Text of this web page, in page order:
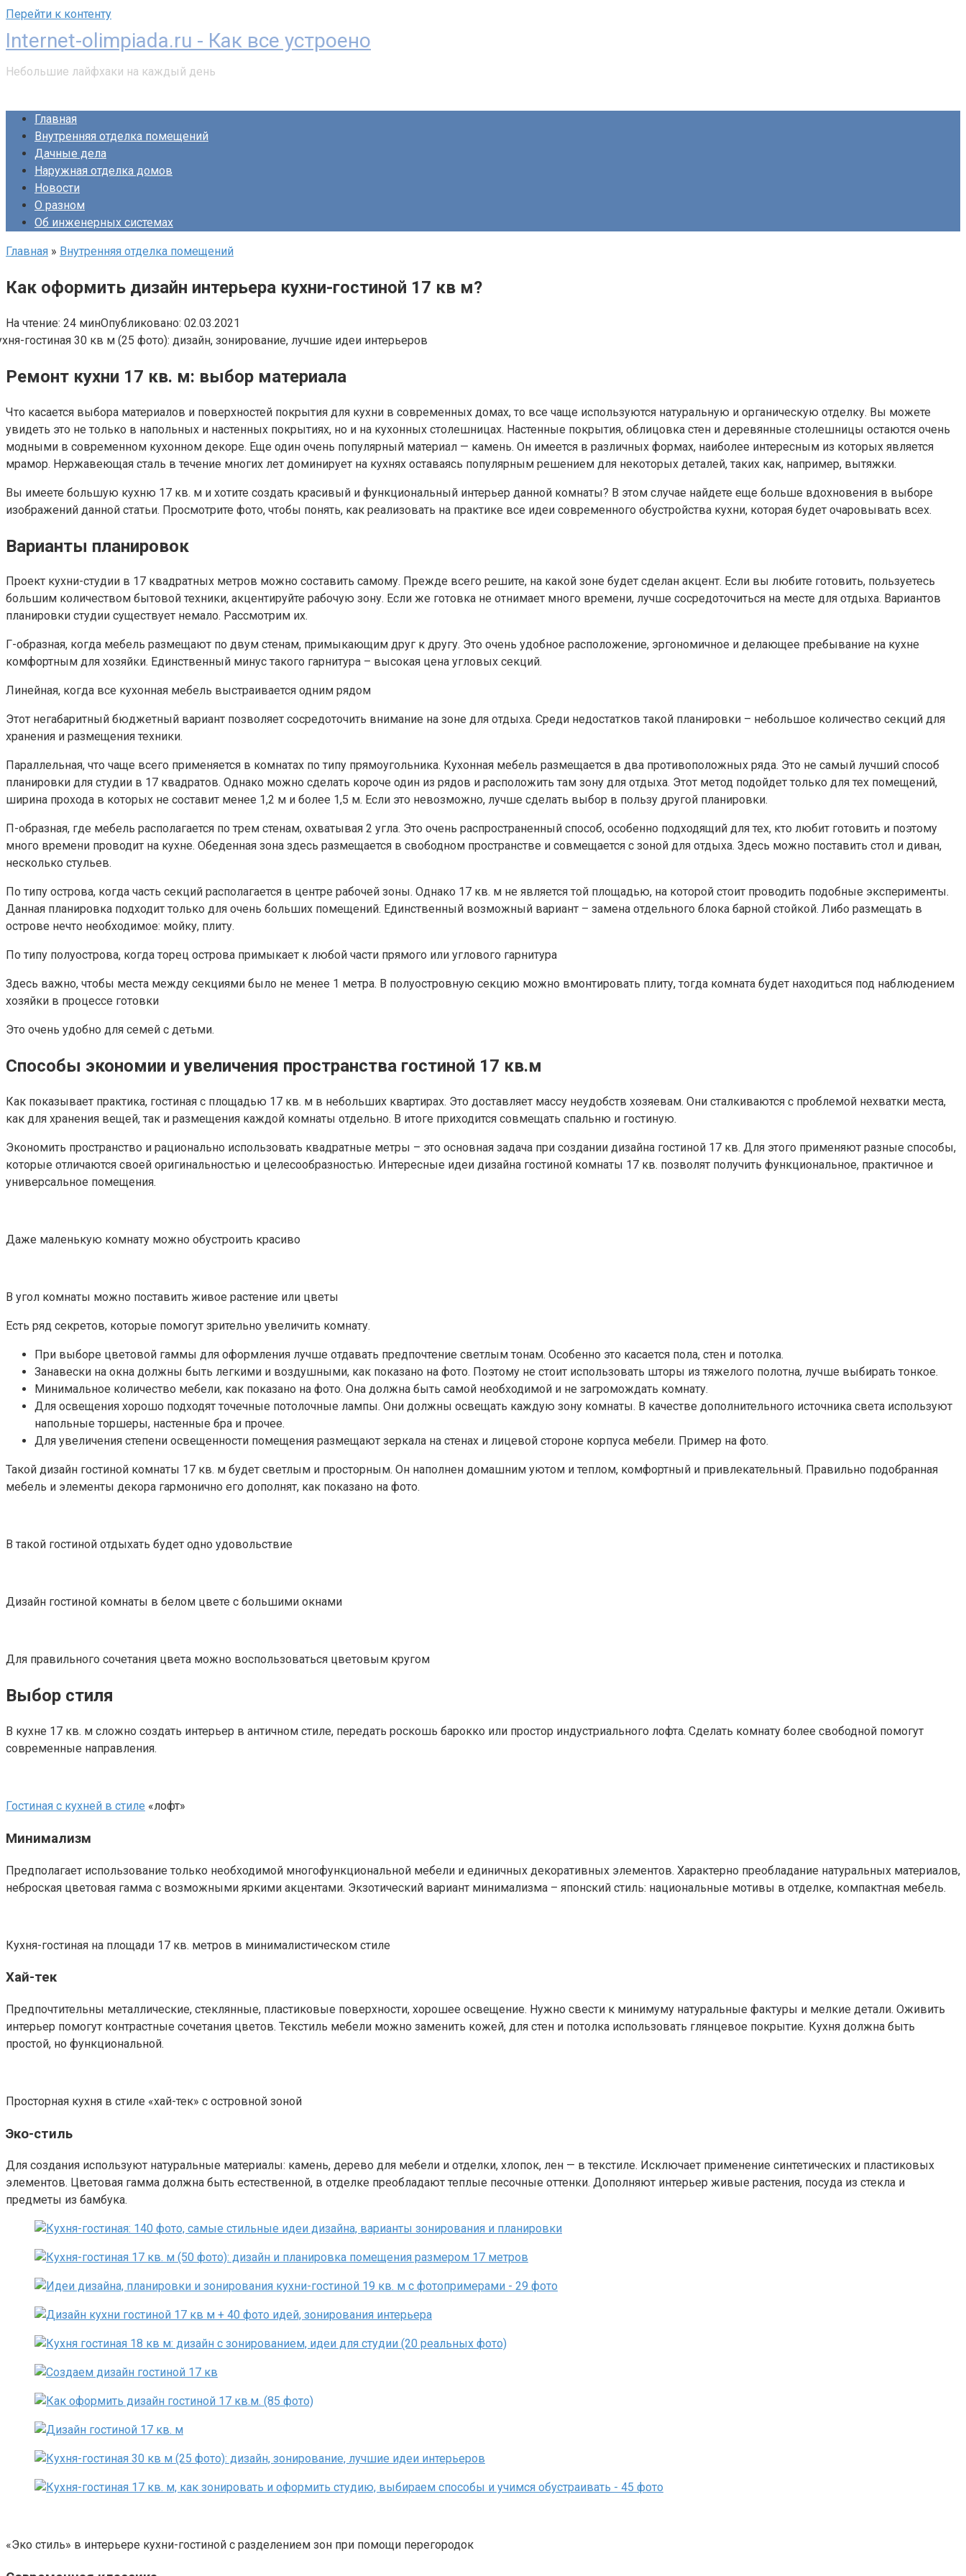
Перейти к контенту
Internet-olimpiada.ru - Как все устроено
Небольшие лайфхаки на каждый день
Главная
Внутренняя отделка помещений
Дачные дела
Наружная отделка домов
Новости
О разном
Об инженерных системах
Главная » Внутренняя отделка помещений
Как оформить дизайн интерьера кухни-гостиной 17 кв м?
На чтение: 24 минОпубликовано: 02.03.2021
Ремонт кухни 17 кв. м: выбор материала
Что касается выбора материалов и поверхностей покрытия для кухни в современных домах, то все чаще используются натуральную и органическую отделку. Вы можете
увидеть это не только в напольных и настенных покрытиях, но и на кухонных столешницах. Настенные покрытия, облицовка стен и деревянные столешницы остаются очень
модными в современном кухонном декоре. Еще один очень популярный материал — камень. Он имеется в различных формах, наиболее интересным из которых является
мрамор. Нержавеющая сталь в течение многих лет доминирует на кухнях оставаясь популярным решением для некоторых деталей, таких как, например, вытяжки.
Вы имеете большую кухню 17 кв. м и хотите создать красивый и функциональный интерьер данной комнаты? В этом случае найдете еще больше вдохновения в выборе
изображений данной статьи. Просмотрите фото, чтобы понять, как реализовать на практике все идеи современного обустройства кухни, которая будет очаровывать всех.
Варианты планировок
Проект кухни-студии в 17 квадратных метров можно составить самому. Прежде всего решите, на какой зоне будет сделан акцент. Если вы любите готовить, пользуетесь
большим количеством бытовой техники, акцентируйте рабочую зону. Если же готовка не отнимает много времени, лучше сосредоточиться на месте для отдыха. Вариантов
планировки студии существует немало. Рассмотрим их.
Г-образная, когда мебель размещают по двум стенам, примыкающим друг к другу. Это очень удобное расположение, эргономичное и делающее пребывание на кухне
комфортным для хозяйки. Единственный минус такого гарнитура – высокая цена угловых секций.
Линейная, когда все кухонная мебель выстраивается одним рядом
Этот негабаритный бюджетный вариант позволяет сосредоточить внимание на зоне для отдыха. Среди недостатков такой планировки – небольшое количество секций для
хранения и размещения техники.
Параллельная, что чаще всего применяется в комнатах по типу прямоугольника. Кухонная мебель размещается в два противоположных ряда. Это не самый лучший способ
планировки для студии в 17 квадратов. Однако можно сделать короче один из рядов и расположить там зону для отдыха. Этот метод подойдет только для тех помещений,
ширина прохода в которых не составит менее 1,2 м и более 1,5 м. Если это невозможно, лучше сделать выбор в пользу другой планировки.
П-образная, где мебель располагается по трем стенам, охватывая 2 угла. Это очень распространенный способ, особенно подходящий для тех, кто любит готовить и поэтому
много времени проводит на кухне. Обеденная зона здесь размещается в свободном пространстве и совмещается с зоной для отдыха. Здесь можно поставить стол и диван,
несколько стульев.
По типу острова, когда часть секций располагается в центре рабочей зоны. Однако 17 кв. м не является той площадью, на которой стоит проводить подобные эксперименты.
Данная планировка подходит только для очень больших помещений. Единственный возможный вариант – замена отдельного блока барной стойкой. Либо размещать в
острове нечто необходимое: мойку, плиту.
По типу полуострова, когда торец острова примыкает к любой части прямого или углового гарнитура
Здесь важно, чтобы места между секциями было не менее 1 метра. В полуостровную секцию можно вмонтировать плиту, тогда комната будет находиться под наблюдением
хозяйки в процессе готовки
Это очень удобно для семей с детьми.
Способы экономии и увеличения пространства гостиной 17 кв.м
Как показывает практика, гостиная с площадью 17 кв. м в небольших квартирах. Это доставляет массу неудобств хозяевам. Они сталкиваются с проблемой нехватки места,
как для хранения вещей, так и размещения каждой комнаты отдельно. В итоге приходится совмещать спальню и гостиную.
Экономить пространство и рационально использовать квадратные метры – это основная задача при создании дизайна гостиной 17 кв. Для этого применяют разные способы,
которые отличаются своей оригинальностью и целесообразностью. Интересные идеи дизайна гостиной комнаты 17 кв. позволят получить функциональное, практичное и
универсальное помещения.
Даже маленькую комнату можно обустроить красиво
В угол комнаты можно поставить живое растение или цветы
Есть ряд секретов, которые помогут зрительно увеличить комнату.
При выборе цветовой гаммы для оформления лучше отдавать предпочтение светлым тонам. Особенно это касается пола, стен и потолка.
Занавески на окна должны быть легкими и воздушными, как показано на фото. Поэтому не стоит использовать шторы из тяжелого полотна, лучше выбирать тонкое.
Минимальное количество мебели, как показано на фото. Она должна быть самой необходимой и не загромождать комнату.
Для освещения хорошо подходят точечные потолочные лампы. Они должны освещать каждую зону комнаты. В качестве дополнительного источника света используют
напольные торшеры, настенные бра и прочее.
Для увеличения степени освещенности помещения размещают зеркала на стенах и лицевой стороне корпуса мебели. Пример на фото.
Такой дизайн гостиной комнаты 17 кв. м будет светлым и просторным. Он наполнен домашним уютом и теплом, комфортный и привлекательный. Правильно подобранная
мебель и элементы декора гармонично его дополнят, как показано на фото.
В такой гостиной отдыхать будет одно удовольствие
Дизайн гостиной комнаты в белом цвете с большими окнами
Для правильного сочетания цвета можно воспользоваться цветовым кругом
Выбор стиля
В кухне 17 кв. м сложно создать интерьер в античном стиле, передать роскошь барокко или простор индустриального лофта. Сделать комнату более свободной помогут
современные направления.
Гостиная с кухней в стиле «лофт»
Минимализм
Предполагает использование только необходимой многофункциональной мебели и единичных декоративных элементов. Характерно преобладание натуральных материалов,
неброская цветовая гамма с возможными яркими акцентами. Экзотический вариант минимализма – японский стиль: национальные мотивы в отделке, компактная мебель.
Кухня-гостиная на площади 17 кв. метров в минималистическом стиле
Хай-тек
Предпочтительны металлические, стеклянные, пластиковые поверхности, хорошее освещение. Нужно свести к минимуму натуральные фактуры и мелкие детали. Оживить
интерьер помогут контрастные сочетания цветов. Текстиль мебели можно заменить кожей, для стен и потолка использовать глянцевое покрытие. Кухня должна быть
простой, но функциональной.
Просторная кухня в стиле «хай-тек» с островной зоной
Эко-стиль
Для создания используют натуральные материалы: камень, дерево для мебели и отделки, хлопок, лен — в текстиле. Исключает применение синтетических и пластиковых
элементов. Цветовая гамма должна быть естественной, в отделке преобладают теплые песочные оттенки. Дополняют интерьер живые растения, посуда из стекла и
предметы из бамбука.
«Эко стиль» в интерьере кухни-гостиной с разделением зон при помощи перегородок